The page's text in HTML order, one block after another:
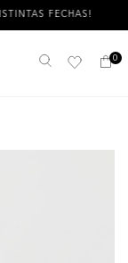
FECHAS!
Buscar 0